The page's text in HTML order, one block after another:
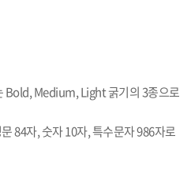
Items
전용서체
Bold, Medium, Light 굵기의 3종으로
84자, 숫자 10자, 특수문자 986자로